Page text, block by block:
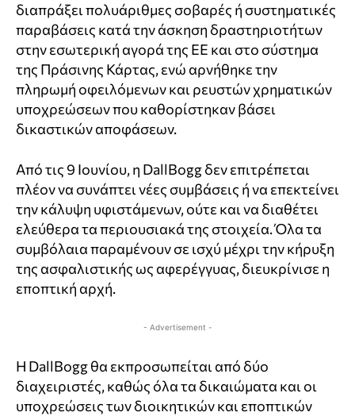
διαπράξει πολυάριθμες σοβαρές ή συστηματικές
παραβάσεις κατά την άσκηση δραστηριοτήτων
στην εσωτερική αγορά της ΕΕ και στο σύστημα
της Πράσινης Κάρτας, ενώ αρνήθηκε την
πληρωμή οφειλόμενων και ρευστών χρηματικών
υποχρεώσεων που καθορίστηκαν βάσει
δικαστικών αποφάσεων.
Από τις 9 Ιουνίου, η DallBogg δεν επιτρέπεται
πλέον να συνάπτει νέες συμβάσεις ή να επεκτείνει
την κάλυψη υφιστάμενων, ούτε και να διαθέτει
ελεύθερα τα περιουσιακά της στοιχεία. Όλα τα
συμβόλαια παραμένουν σε ισχύ μέχρι την κήρυξη
της ασφαλιστικής ως αφερέγγυας, διευκρίνισε η
εποπτική αρχή.
- Advertisement -
Η DallBogg θα εκπροσωπείται από δύο
διαχειριστές, καθώς όλα τα δικαιώματα και οι
υποχρεώσεις των διοικητικών και εποπτικών